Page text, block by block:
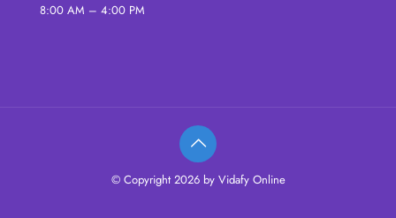
8:00 AM – 4:00 PM
© Copyright 2026 by Vidafy Online